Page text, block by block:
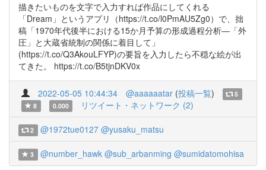
描きたいものを文字で入力すれば作品にしてくれる
「Dream」というアプリ（https://t.co/l0PmAU5Zg0）で、拙
稿「1970年代後半における15か月予算の形成過程分析―「外
圧」と大蔵省統制の関係に着目して」
(https://t.co/Q3AkouLFYP)の要旨を入力したら不穏な絵が出
てきた。 https://t.co/B5tjnDKV0x
2022-05-05 10:44:34 @aaaaaatar (投稿一覧)
5
8
0.000 リツイート・ネットワーク (2)
2 @1972tue0127 @yusaku_matsu
3 @number_hawk @sub_arbanming @sumidatomohisa